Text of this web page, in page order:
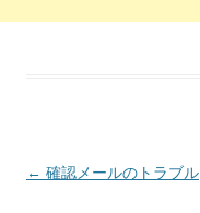
投稿ナビゲーション
← 確認メールのトラブル